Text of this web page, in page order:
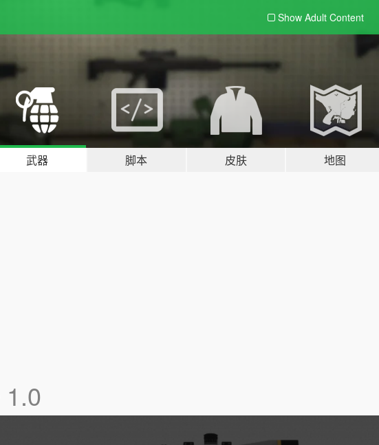
Show Adult Content
武器 脚本 皮肤 地图
1.0